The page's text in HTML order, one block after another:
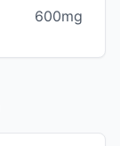
600mg